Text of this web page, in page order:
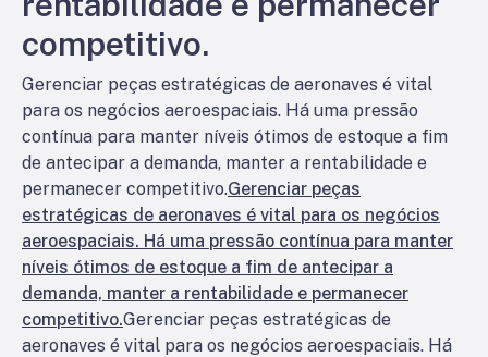
competitivo.
Gerenciar peças estratégicas de aeronaves é vital
para os negócios aeroespaciais. Há uma pressão
contínua para manter níveis ótimos de estoque a fim
de antecipar a demanda, manter a rentabilidade e
permanecer competitivo.Gerenciar peças
estratégicas de aeronaves é vital para os negócios
aeroespaciais. Há uma pressão contínua para manter
níveis ótimos de estoque a fim de antecipar a
demanda, manter a rentabilidade e permanecer
competitivo.Gerenciar peças estratégicas de
aeronaves é vital para os negócios aeroespaciais. Há